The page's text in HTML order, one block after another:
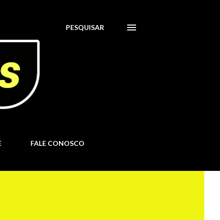
PESQUISAR
FALE CONOSCO